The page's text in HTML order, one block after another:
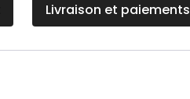
Livraison et paiements